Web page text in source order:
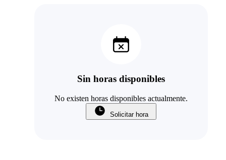
Sin horas disponibles
No existen horas disponibles actualmente.
Solicitar hora